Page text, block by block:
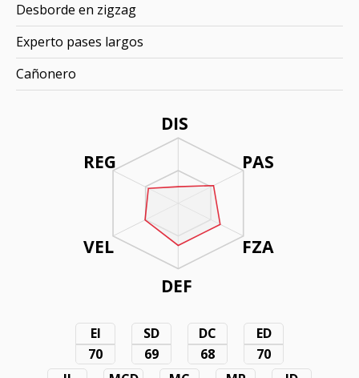
DIS
PAS
FZA
DEF
REG
VEL
EI
70
SD
69
DC
68
ED
70
Desborde en zigzag
Experto pases largos
Cañonero